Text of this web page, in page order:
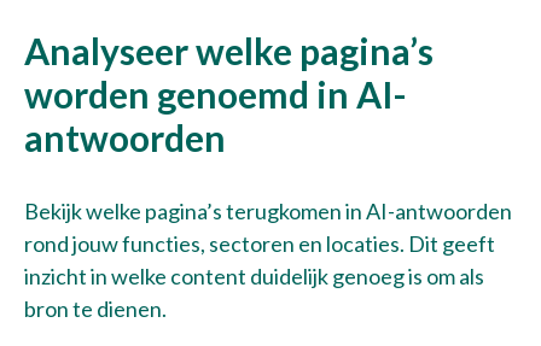
Analyseer welke pagina’s
worden genoemd in AI-
antwoorden
Bekijk welke pagina’s terugkomen in AI-antwoorden
rond jouw functies, sectoren en locaties. Dit geeft
inzicht in welke content duidelijk genoeg is om als
bron te dienen.